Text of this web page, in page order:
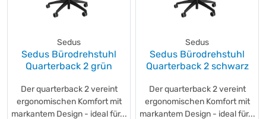
Sedus
Sedus Bürodrehstuhl
Quarterback 2 grün
Der quarterback 2 vereint
ergonomischen Komfort mit
markantem Design - ideal für...
Sedus
Sedus Bürodrehstuhl
Quarterback 2 schwarz
Der quarterback 2 vereint
ergonomischen Komfort mit
markantem Design - ideal für...